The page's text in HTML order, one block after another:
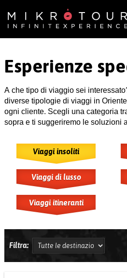
Esperienze
A che tipo di viaggio sei
diverse tipologie di viaggi in
ogni cliente. Scegli una categoria
sopra e ti suggeriremo le soluzioni
Viaggi insoliti
Viaggi di lusso
Viaggi itineranti
Filtra: